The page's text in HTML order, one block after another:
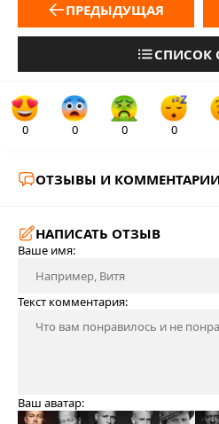
ПРЕДЫДУЩАЯ
СПИСОК
0 0 0 0
ОТЗЫВЫ И КОММЕНТАРИИ
НАПИСАТЬ ОТЗЫВ
Ваше имя:
Текст комментария:
Ваш аватар: